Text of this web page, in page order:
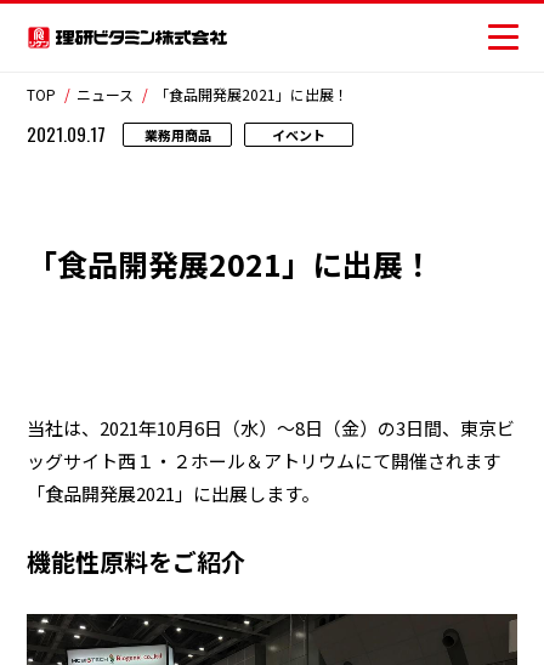
業務用商品
ニュース
レシピ
安全・安心への取り組み
TOP ニュース 「食品開発展2021」に出展！
2021.09.17 業務用商品 イベント
「食品開発展2021」に出展！
当社は、2021年10月6日（水）～8日（金）の3日間、東京ビ
ッグサイト西１・２ホール＆アトリウムにて開催されます
「食品開発展2021」に出展します。
機能性原料をご紹介